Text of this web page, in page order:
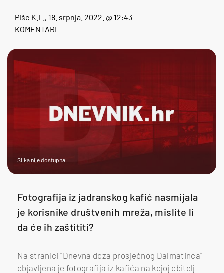
Piše K.L. , 18. srpnja. 2022. @ 12:43
KOMENTARI
Slika nije dostupna
Fotografija iz jadranskog kafić nasmijala
je korisnike društvenih mreža, mislite li
da će ih zaštititi?
Na stranici ''Dnevna doza prosječnog Dalmatinca''
objavljena je fotografija iz kafića na kojoj obitelj